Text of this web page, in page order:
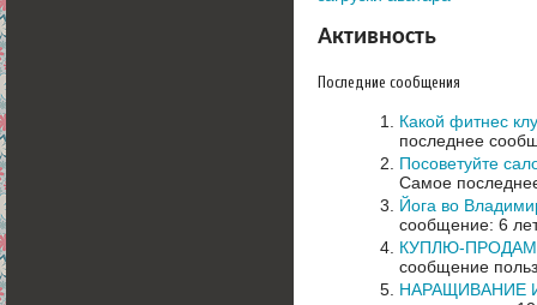
Активность
Последние сообщения
Какой фитнес
последнее
Посоветуйте
Самое
Йога во
сообщение: 6
КУПЛЮ-
сообщение
НАРАЩИВАНИЕ